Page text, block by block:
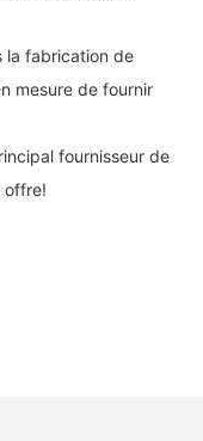
la fabrication de
mesure de fournir
fournisseur de
offre!